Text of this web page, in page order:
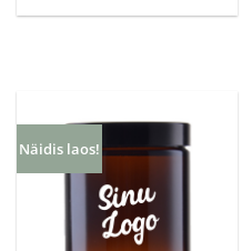
Näidis laos!